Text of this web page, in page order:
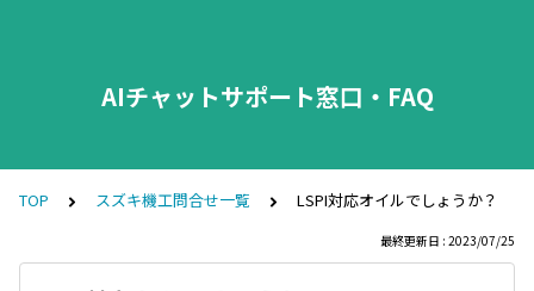
AIチャットサポート窓口・FAQ
TOP スズキ機工問合せ一覧 LSPI対応オイルでしょうか？
最終更新日 : 2023/07/25